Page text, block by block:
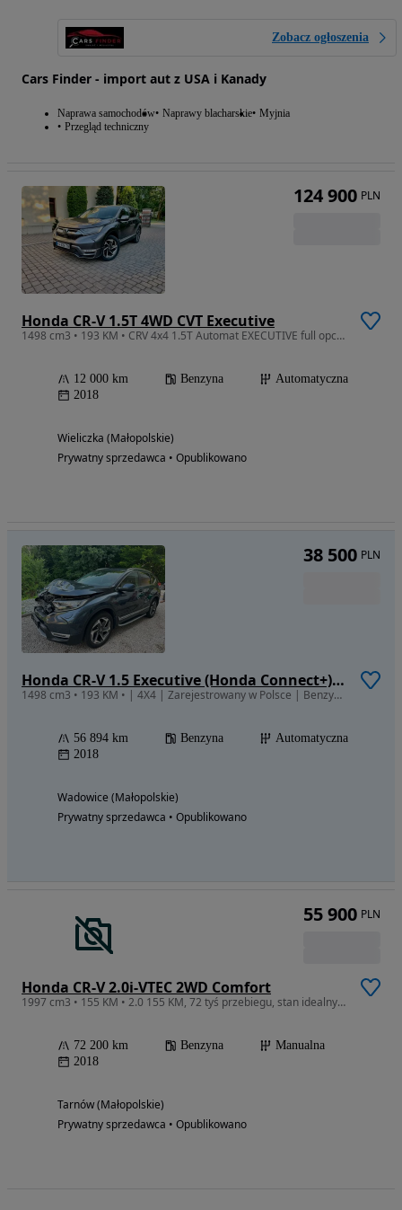
Zobacz ogłoszenia
Cars Finder - import aut z USA i Kanady
Naprawa samochodów Naprawy blacharskie Myjnia
Przegląd techniczny
Honda CR-V 1.5T 4WD CVT Executive
1498 cm3 • 193 KM • CRV 4x4 1.5T Automat EXECUTIVE full opcja AERO PAKIET 12 tyś.km!!!
12 000 km Benzyna
Automatyczna
2018
Wieliczka (Małopolskie)
Prywatny sprzedawca • Opublikowano
124 900 PLN
Honda CR-V 1.5 Executive (Honda Connect+) CVT
1498 cm3 • 193 KM • | 4X4 | Zarejestrowany w Polsce | Benzyna |
56 894 km Benzyna
Automatyczna
2018
Wadowice (Małopolskie)
Prywatny sprzedawca • Opublikowano
38 500 PLN
Honda CR-V 2.0i-VTEC 2WD Comfort
1997 cm3 • 155 KM • 2.0 155 KM, 72 tyś przebiegu, stan idealny, serwisowany
72 200 km Benzyna
Manualna
2018
Tarnów (Małopolskie)
Prywatny sprzedawca • Opublikowano
55 900 PLN